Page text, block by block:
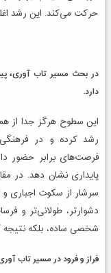
حرکت می‌کند. این رشد
در بحث مسیر تاب آوری،
دارد.
این سطوح هرگز جدا از
رشد کرده و در
فرصت‌های برابر حضور
پایداری نشان دهد. در
سرشار از سکوت اجباری و
دشوارتر، طولانی‌تر و
شخصی ساده، بلکه
فراز و فرود در مسیر تاب